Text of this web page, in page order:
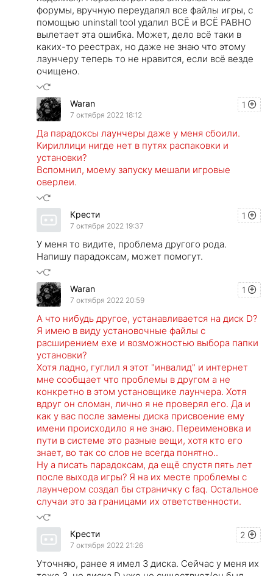
форумы, вручную переудалял все файлы игры, с
помощью uninstall tool удалил ВСЁ и ВСЁ РАВНО
вылетает эта ошибка. Может, дело всё таки в
каких-то реестрах, но даже не знаю что этому
лаунчеру теперь то не нравится, если всё везде
очищено.
1
Waran
7 октября 2022 18:12
Да парадоксы лаунчеры даже у меня сбоили.
Кириллици нигде нет в путях распаковки и
установки?
Вспомнил, моему запуску мешали игровые
оверлеи.
1
Крести
7 октября 2022 19:37
У меня то видите, проблема другого рода.
Напишу парадоксам, может помогут.
1
Waran
7 октября 2022 20:59
А что нибудь другое, устанавливается на диск D?
Я имею в виду установочные файлы с
расширением ехе и возможностью выбора папки
установки?
Хотя ладно, гуглил я этот "инвалид" и интернет
мне сообщает что проблемы в другом а не
конкретно в этом установщике лаунчера. Хотя
вдруг он сломан, лично я не проверял его. Да и
как у вас после замены диска присвоение ему
имени происходило я не знаю. Переименовка и
пути в системе это разные вещи, хотя кто его
знает, во так со слов не всегда понятно..
Ну а писать парадоксам, да ещё спустя пять лет
после выхода игры? Я на их месте проблемы с
лаунчером создал бы страничку с faq. Остальное
случаи это за границами их ответственности.
2
Крести
7 октября 2022 21:26
Уточняю, ранее я имел 3 диска. Сейчас у меня их